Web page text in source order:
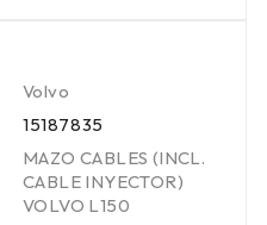
Volvo
15187835
MAZO CABLES (INCL.
CABLE INYECTOR)
VOLVO L150